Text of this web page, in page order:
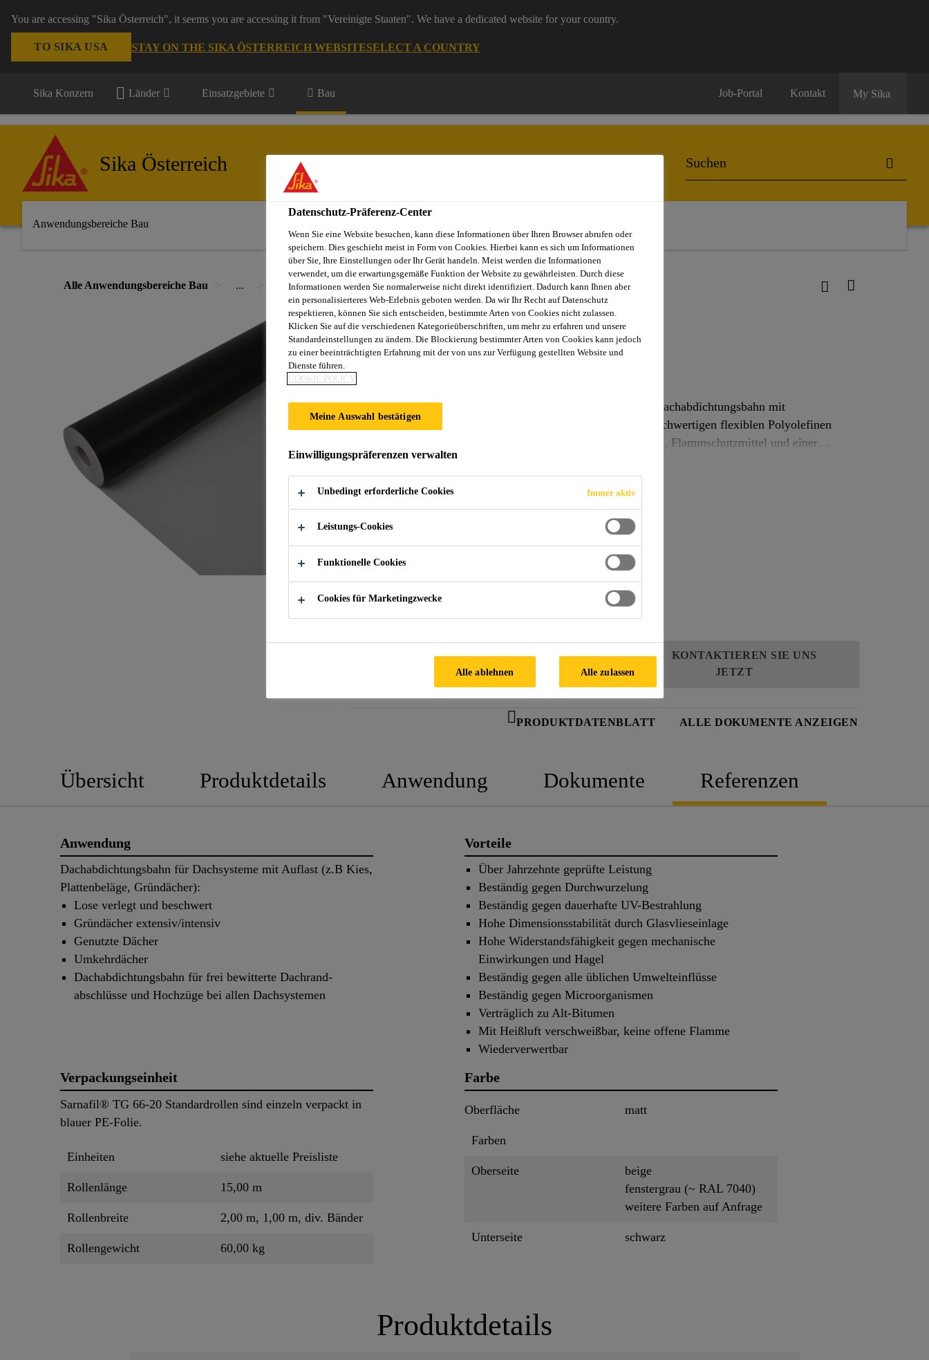
You are accessing "Sika Österreich", it seems you are accessing it from "Vereinigte Staaten". We have a dedicated website for your country.
TO SIKA USA STAY ON THE SIKA ÖSTERREICH WEBSITESELECT A COUNTRY
Sika Konzern Länder Einsatzgebiete Bau Job-Portal Kontakt My Sika
Sika Österreich
Anwendungsbereiche Bau
Alle Anwendungsbereiche Bau ... Sarnafil® TG 66-20
Sarnafil® TG 66-20
Dachabdichtungsbahn mit Auflast
Sarnafil® TG 66-20 (Dicke 2,0 mm) ist eine mehrschichtige Dachabdichtungsbahn mit
innenliegender Verstärkung aus Glasvlies auf der Basis von hochwertigen flexiblen Polyolefinen
(FPO). Die Dachabdichtungsbahn ist mit UV Lichtschutzmittel, Flammschutzmittel und einer
Glasvlieseinlage ausgerüstet und entspricht EN 13956.
Mehr anzeigen +
Beständig gegen dauerhafte UV-Bestrahlung
FINDEN SIE IHREN SIKA
BERATER
KONTAKTIEREN SIE UNS
JETZT
PRODUKTDATENBLATT ALLE DOKUMENTE ANZEIGEN
Übersicht Produktdetails Anwendung Dokumente Referenzen
Anwendung
Dachabdichtungsbahn für Dachsysteme mit Auflast (z.B Kies,
Plattenbeläge, Gründächer):
Lose verlegt und beschwert
Gründächer extensiv/intensiv
Genutzte Dächer
Umkehrdächer
Dachabdichtungsbahn für frei bewitterte Dachrand-
abschlüsse und Hochzüge bei allen Dachsystemen
Vorteile
Über Jahrzehnte geprüfte Leistung
Beständig gegen Durchwurzelung
Beständig gegen dauerhafte UV-Bestrahlung
Hohe Dimensionsstabilität durch Glasvlieseinlage
Hohe Widerstandsfähigkeit gegen mechanische
Einwirkungen und Hagel
Beständig gegen alle üblichen Umwelteinflüsse
Beständig gegen Microorganismen
Verträglich zu Alt-Bitumen
Mit Heißluft verschweißbar, keine offene Flamme
Wiederverwertbar
Verpackungseinheit
Sarnafil® TG 66-20 Standardrollen sind einzeln verpackt in
blauer PE-Folie.
Einheiten siehe aktuelle Preisliste
Rollenlänge 15,00 m
Rollenbreite 2,00 m, 1,00 m, div. Bänder
Rollengewicht 60,00 kg
Farbe
Oberfläche matt
Farben
Oberseite
beige
fenstergrau (~ RAL 7040)
weitere Farben auf Anfrage
Unterseite schwarz
Produktdetails
Datenschutz-Präferenz-Center
Wenn Sie eine Website besuchen, kann diese Informationen über Ihren Browser abrufen oder
speichern. Dies geschieht meist in Form von Cookies. Hierbei kann es sich um Informationen
über Sie, Ihre Einstellungen oder Ihr Gerät handeln. Meist werden die Informationen
verwendet, um die erwartungsgemäße Funktion der Website zu gewährleisten. Durch diese
Informationen werden Sie normalerweise nicht direkt identifiziert. Dadurch kann Ihnen aber
ein personalisierteres Web-Erlebnis geboten werden. Da wir Ihr Recht auf Datenschutz
respektieren, können Sie sich entscheiden, bestimmte Arten von Cookies nicht zulassen.
Klicken Sie auf die verschiedenen Kategorieüberschriften, um mehr zu erfahren und unsere
Standardeinstellungen zu ändern. Die Blockierung bestimmter Arten von Cookies kann jedoch
zu einer beeinträchtigten Erfahrung mit der von uns zur Verfügung gestellten Website und
Dienste führen.
COOKIE POLICY
Meine Auswahl bestätigen
Einwilligungspräferenzen verwalten
Unbedingt erforderliche Cookies Immer aktiv
Leistungs-Cookies
Funktionelle Cookies
Cookies für Marketingzwecke
Alle ablehnen Alle zulassen